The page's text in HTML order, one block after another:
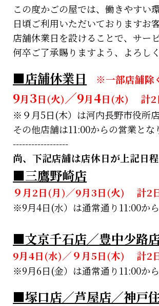
この度かごの屋では、働きやすい
日頃ご利用いただいておりますお
店舗休業日を設けることで、サー
何卒ご了承賜りますよう、よろし
■店舗休業日 ※一部店舗除
9月3日(火)／9月4日(水)
計2
※９月5日(木）は河内長野市役所
その他店舗は11:00からの営業とな
------------------
尚、下記店舗は店休日が上記日程
■三鷹野崎店
９月2日(月)／9月3日(火) 計2
※9月4日(水）は通常通り11:00か
■文京千石店／豊中少路
9月4日(水)／９月5日(木) 計2
※9月6日(金）は通常通り11:00か
■塚口店／芦屋店／神戸